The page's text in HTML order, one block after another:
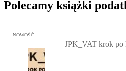
Polecamy książki
Przejdź do: JPK_VAT krok po
NOWOŚĆ
JPK_VAT krok po